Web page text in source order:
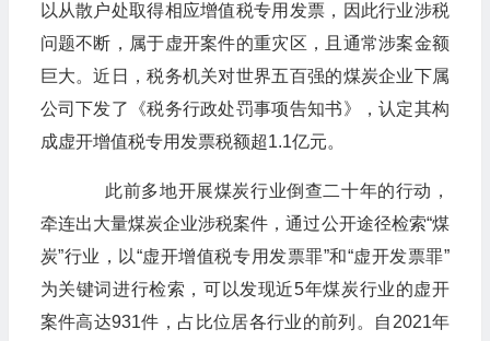
以从散户处取得相应增值税专用发票，因此行业涉税
问题不断，属于虚开案件的重灾区，且通常涉案金额
巨大。近日，税务机关对世界五百强的煤炭企业下属
公司下发了《税务行政处罚事项告知书》，认定其构
成虚开增值税专用发票税额超1.1亿元。
此前多地开展煤炭行业倒查二十年的行动，
牵连出大量煤炭企业涉税案件，通过公开途径检索“煤
炭”行业，以“虚开增值税专用发票罪”和“虚开发票罪”
为关键词进行检索，可以发现近5年煤炭行业的虚开
案件高达931件，占比位居各行业的前列。自2021年